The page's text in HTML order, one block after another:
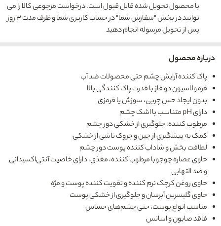
با محصول تحویل شده قابل قبول است. درخواست مرجوعی کالا را می
توانید در بخش "سفارش شما" در حساب کاربری شما و ظرف مدت ۳ روز
پس از تحویل مرسوله انجام دهید
درباره محصول
پاک کننده آرایش چشم حتی محصولات ضد آب
فرمولاسیون دو فاز با قدرت پاک کنندگی بالا
بدون ایجاد حس چربی، سوزش یا قرمزی
دارای pH متناسب با اشک چشم
مرطوب کننده، جلوگیری از خشکی دور چشم
کمک به پیشگیری از چین و چروک ناشی از خشکی
لطافت بخش و شاداب کننده پوست دور چشم
حاوی عصاره جوجوبا مرطوب کننده، مغذی، دارای خاصیت آنتی‌اکسیدانی
و ضد التهابی
حاوی روغن کرچک نرم کننده و تقویت کننده پوست و مژه
حاوی گلیسرین آبرسان و جلوگیری از خشکی پوست
مناسب انواع پوست، حتی چشم‌های حساس
فاقد صابون و اسانس